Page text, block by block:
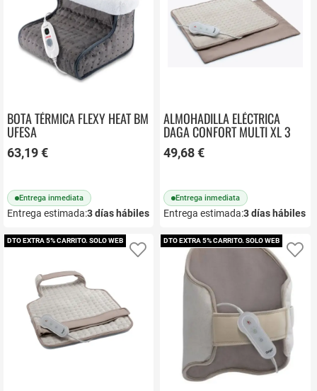
BOTA TÉRMICA FLEXY HEAT BM
UFESA
63,19 €
Entrega inmediata
Entrega estimada:3días hábiles
ALMOHADILLA ELÉCTRICA
DAGA CONFORT MULTI XL 3
TEMP. INTELLISENSE 16867
49,68 €
Entrega inmediata
Entrega estimada:3días hábiles
DTO EXTRA 5% CARRITO. SOLO WEB
Añadir a favoritos
DTO EXTRA 5% CARRITO. SOLO WEB